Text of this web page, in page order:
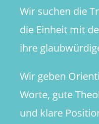
Wir suchen die
die Einheit mit
ihre
Wir geben
Worte, gute
und klare